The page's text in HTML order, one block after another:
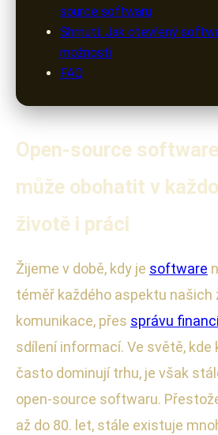
source softwaru
Shrnutí: Jak otevřený
možnosti
FAQ
Open-source
může obohatit v
životě i práci
Žijeme v době, kdy je software
téměř každého aspektu našich
komunikace, přes správu
sdílení informací. Ve světě,
často dominují trhu, je však
open-source softwaru.
až do 80. let, stále existuje